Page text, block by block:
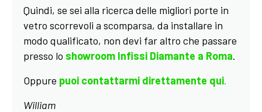
Quindi, se sei alla ricerca delle migliori porte in
vetro scorrevoli a scomparsa, da installare in
modo qualificato, non devi far altro che passare
presso lo showroom Infissi Diamante a Roma.
Oppure puoi contattarmi direttamente qui.
William